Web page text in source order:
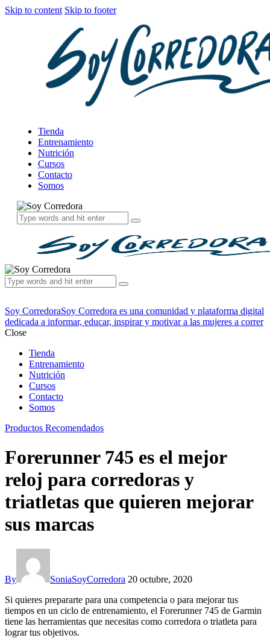
Skip to content Skip to footer
Tienda
Entrenamiento
Nutrición
Cursos
Contacto
Somos
Soy CorredoraSoy Corredora es una comunidad y plataforma digital
dedicada a informar, educar, inspirar y motivar a las mujeres a correr
Close
Tienda
Entrenamiento
Nutrición
Cursos
Contacto
Somos
Productos Recomendados
Forerunner 745 es el mejor
reloj para corredoras y
triatletas que quieren mejorar
sus marcas
By SoniaSoyCorredora 20 octubre, 2020
Si quieres prepararte para una competencia o para mejorar tus
tiempos en un ciclo de entrenamiento, el Forerunner 745 de Garmin
tiene las herramientas que necesitas como corredora o triatleta para
lograr tus objetivos.